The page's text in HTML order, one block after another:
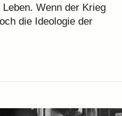
Wenn der Krieg
die Ideologie der